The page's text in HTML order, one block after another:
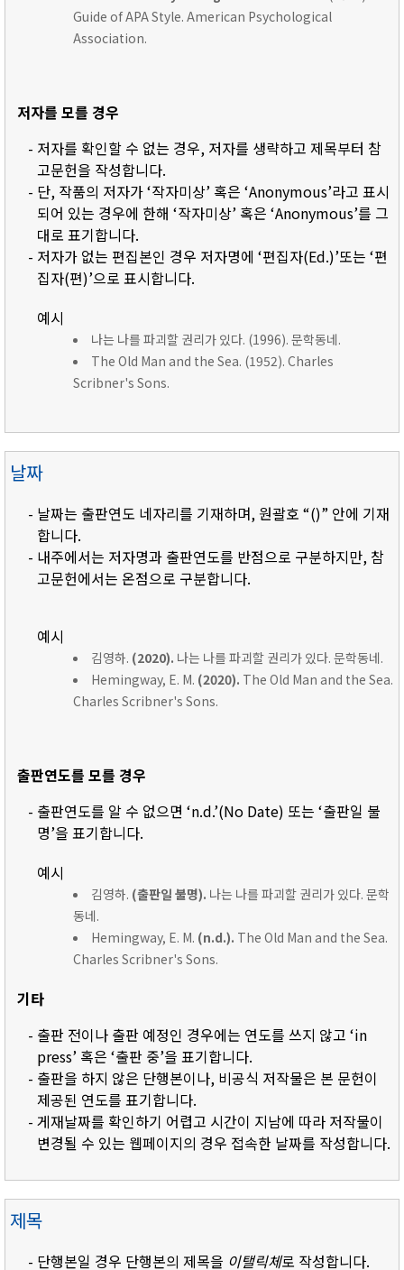
Guide of APA Style. American Psychological
Association.
저자를 모를 경우
- 저자를 확인할 수 없는 경우, 저자를 생략하고 제목부터 참
고문헌을 작성합니다.
- 단, 작품의 저자가 ‘작자미상’ 혹은 ‘Anonymous’라고 표시
되어 있는 경우에 한해 ‘작자미상’ 혹은 ‘Anonymous’를 그
대로 표기합니다.
- 저자가 없는 편집본인 경우 저자명에 ‘편집자(Ed.)’또는 ‘편
집자(편)’으로 표시합니다.
예시
나는 나를 파괴할 권리가 있다. (1996). 문학동네.
The Old Man and the Sea. (1952). Charles
Scribner's Sons.
날짜
- 날짜는 출판연도 네자리를 기재하며, 원괄호 “()” 안에 기재
합니다.
- 내주에서는 저자명과 출판연도를 반점으로 구분하지만, 참
고문헌에서는 온점으로 구분합니다.
예시
김영하. (2020). 나는 나를 파괴할 권리가 있다. 문학동네.
Hemingway, E. M. (2020). The Old Man and the Sea.
Charles Scribner's Sons.
출판연도를 모를 경우
- 출판연도를 알 수 없으면 ‘n.d.’(No Date) 또는 ‘출판일 불
명’을 표기합니다.
예시
김영하. (출판일 불명). 나는 나를 파괴할 권리가 있다. 문학
동네.
Hemingway, E. M. (n.d.). The Old Man and the Sea.
Charles Scribner's Sons.
기타
- 출판 전이나 출판 예정인 경우에는 연도를 쓰지 않고 ‘in
press’ 혹은 ‘출판 중’을 표기합니다.
- 출판을 하지 않은 단행본이나, 비공식 저작물은 본 문헌이
제공된 연도를 표기합니다.
- 게재날짜를 확인하기 어렵고 시간이 지남에 따라 저작물이
변경될 수 있는 웹페이지의 경우 접속한 날짜를 작성합니다.
제목
- 단행본일 경우 단행본의 제목을 이탤릭체로 작성합니다.